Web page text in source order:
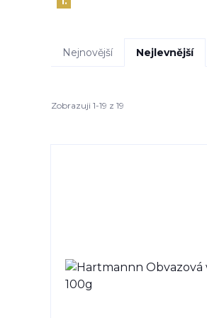
Nejnovější Nejlevnější
Zobrazuji 1-19 z 19